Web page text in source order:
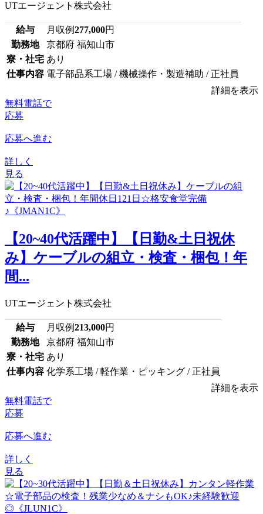
UTエージェント株式会社
給与 月収例277,000円
勤務地
京都府 福知山市
寮・社宅 あり
仕事内容 電子部品系工場 / 機械操作・製造補助 / 正社員
詳細を表示
無料電話で
応募
応募へ進む
詳しく
見る
【20~40代活躍中】【日勤&土日祝休
み】ケーブルの組立・検査・梱包！年
間...
UTエージェント株式会社
給与 月収例213,000円
勤務地
京都府 福知山市
寮・社宅 あり
仕事内容 化学系工場 / 軽作業・ピッキング / 正社員
詳細を表示
無料電話で
応募
応募へ進む
詳しく
見る